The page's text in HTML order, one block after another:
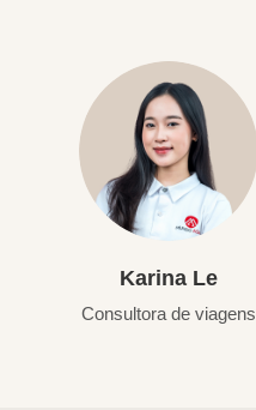
Karina Le
Consultora de viagens